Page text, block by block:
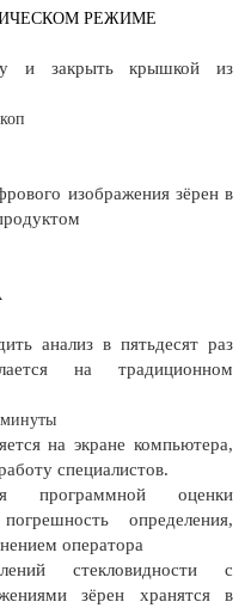
РЕЖИМЕ
и закрыть крышкой из
изображения зёрен в
анализ в пятьдесят раз
на традиционном
минуты
на экране компьютера,
специалистов.
программной оценки
определения,
оператора
стекловидности с
зёрен хранятся в